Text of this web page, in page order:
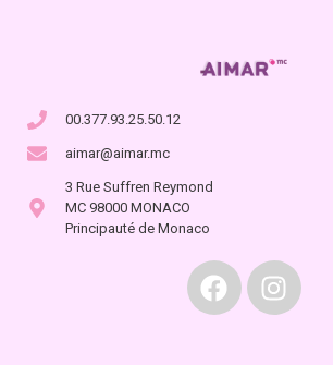
00.377.93.25.50.12
aimar@aimar.mc
3 Rue Suffren Reymond
MC 98000 MONACO
Principauté de Monaco